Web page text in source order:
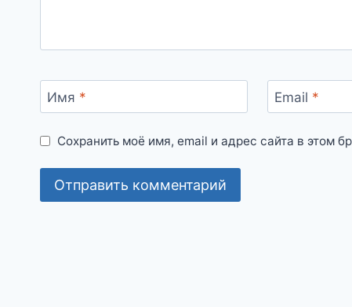
Имя * Email *
Сохранить моё имя, email и адрес сайта в этом